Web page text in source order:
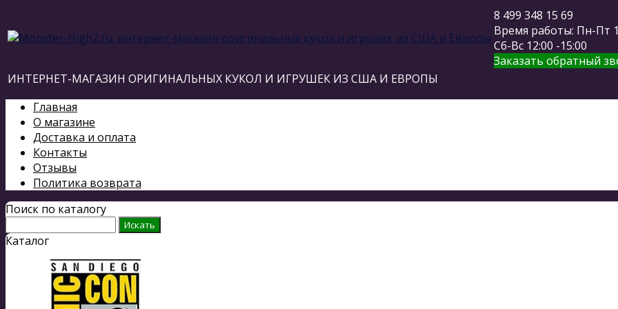
8 499 348 15 69
Время работы: Пн-Пт
Сб-Вс 12:00 -15:00
Заказать обратный
ИНТЕРНЕТ-МАГАЗИН ОРИГИНАЛЬНЫХ КУКОЛ И ИГРУШЕК ИЗ США И ЕВРОПЫ
Главная
О магазине
Доставка и оплата
Контакты
Отзывы
Политика возврата
Поиск по каталогу
Каталог